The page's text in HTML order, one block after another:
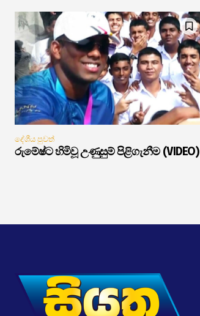
දේශීය පුවත්
රුමේෂ්ට හිමිවූ උණුසුම් පිළිගැනීම (VIDEO)